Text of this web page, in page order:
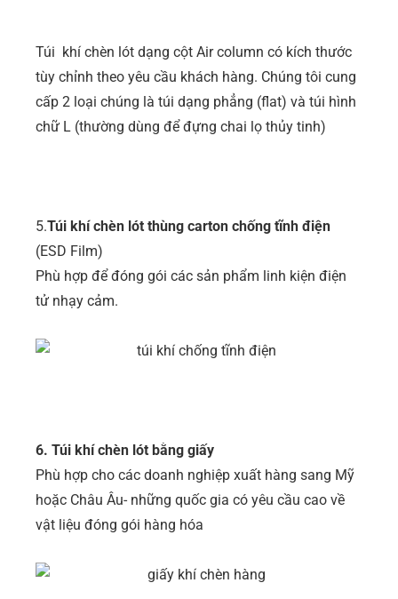
Túi khí chèn lót dạng cột Air column có kích thước
tùy chỉnh theo yêu cầu khách hàng. Chúng tôi cung
cấp 2 loại chúng là túi dạng phẳng (flat) và túi hình
chữ L (thường dùng để đựng chai lọ thủy tinh)
5.Túi khí chèn lót thùng carton chống tĩnh điện
(ESD Film)
Phù hợp để đóng gói các sản phẩm linh kiện điện
tử nhạy cảm.
6. Túi khí chèn lót bằng giấy
Phù hợp cho các doanh nghiệp xuất hàng sang Mỹ
hoặc Châu Âu- những quốc gia có yêu cầu cao về
vật liệu đóng gói hàng hóa